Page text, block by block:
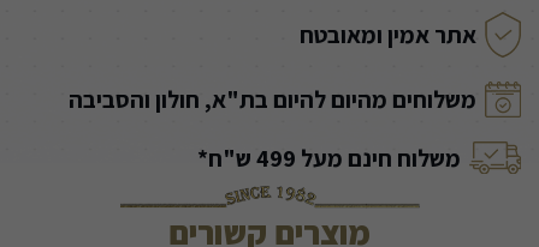
אתר אמין ומאובטח
משלוחים מהיום להיום בת"א, חולון והסביבה
משלוח חינם מעל 499 ש"ח*
מוצרים קשורים